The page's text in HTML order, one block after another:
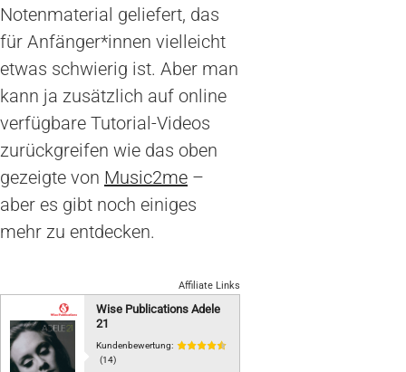
Notenmaterial geliefert, das
für Anfänger*innen vielleicht
etwas schwierig ist. Aber man
kann ja zusätzlich auf online
verfügbare Tutorial-Videos
zurückgreifen wie das oben
gezeigte von Music2me –
aber es gibt noch einiges
mehr zu entdecken.
Affiliate Links
Wise Publications Adele
21
Kundenbewertung:
(14)